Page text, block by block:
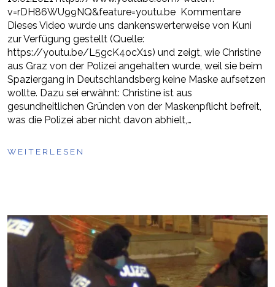
v=rDH86WU99NQ&feature=youtu.be Kommentare
Dieses Video wurde uns dankenswerterweise von Kuni
zur Verfügung gestellt (Quelle:
https://youtu.be/L5gcK4ocX1s) und zeigt, wie Christine
aus Graz von der Polizei angehalten wurde, weil sie beim
Spaziergang in Deutschlandsberg keine Maske aufsetzen
wollte. Dazu sei erwähnt: Christine ist aus
gesundheitlichen Gründen von der Maskenpflicht befreit,
was die Polizei aber nicht davon abhielt,…
WEITERLESEN